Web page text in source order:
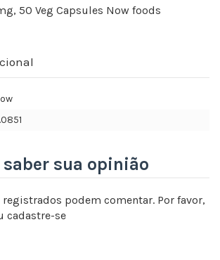
50 Veg Capsules Now foods
saber sua opinião
podem comentar. Por favor,
cadastre-se